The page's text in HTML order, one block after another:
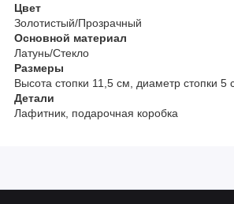
Цвет
Золотистый/Прозрачный
Основной материал
Латунь/Стекло
Размеры
Высота стопки 11,5 см, диаметр стопки
Детали
Лафитник, подарочная коробка